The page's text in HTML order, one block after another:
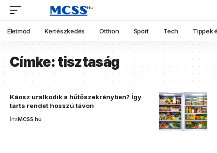
Életmód Kertészkedés Otthon Sport Tech Tippek
Címke: tisztaság
Káosz uralkodik a hűtőszekrényben? Így
tarts rendet hosszú távon
ÍrtaMCSS.hu